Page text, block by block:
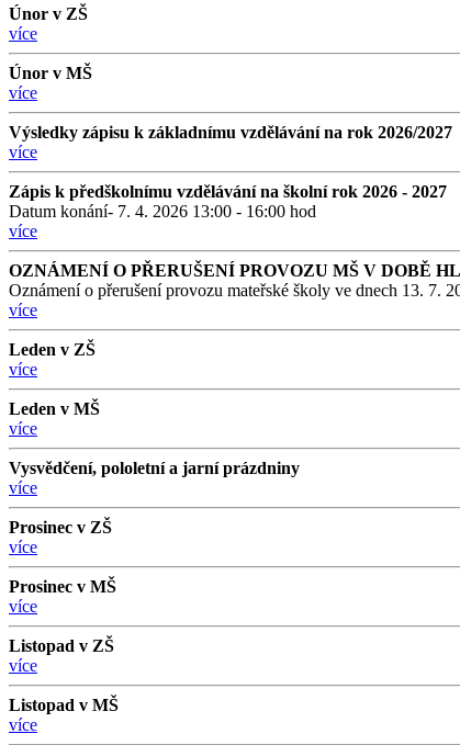
Únor v ZŠ
více
Únor v MŠ
více
Výsledky zápisu k základnímu vzdělávání na rok 2026/2027
více
Zápis k předškolnímu vzdělávání na školní rok 2026 - 2027
Datum konání- 7. 4. 2026 13:00 - 16:00 hod
více
OZNÁMENÍ O PŘERUŠENÍ PROVOZU MŠ V DOBĚ
Oznámení o přerušení provozu mateřské školy ve dnech 13. 7.
více
Leden v ZŠ
více
Leden v MŠ
více
Vysvědčení, pololetní a jarní prázdniny
více
Prosinec v ZŠ
více
Prosinec v MŠ
více
Listopad v ZŠ
více
Listopad v MŠ
více